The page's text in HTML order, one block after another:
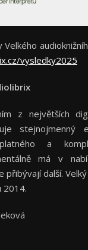
vysledky2025
z největších
stejnojmenný
a
má v
přibývají další.
2014.